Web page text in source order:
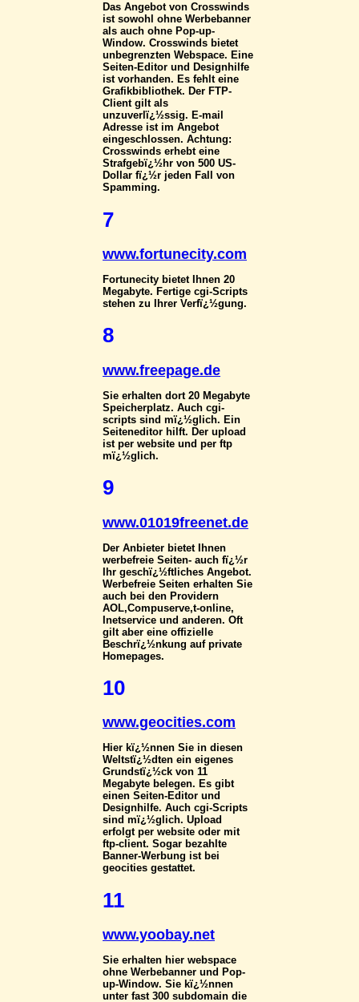
Das Angebot von Crosswinds
ist sowohl ohne Werbebanner
als auch ohne Pop-up-
Window. Crosswinds bietet
unbegrenzten Webspace. Eine
Seiten-Editor und Designhilfe
ist vorhanden. Es fehlt eine
Grafikbibliothek. Der FTP-
Client gilt als
unzuverlï¿½ssig. E-mail
Adresse ist im Angebot
eingeschlossen. Achtung:
Crosswinds erhebt eine
Strafgebï¿½hr von 500 US-
Dollar fï¿½r jeden Fall von
Spamming.
7
www.fortunecity.com
Fortunecity bietet Ihnen 20
Megabyte. Fertige cgi-Scripts
stehen zu Ihrer Verfï¿½gung.
8
www.freepage.de
Sie erhalten dort 20 Megabyte
Speicherplatz. Auch cgi-
scripts sind mï¿½glich. Ein
Seiteneditor hilft. Der upload
ist per website und per ftp
mï¿½glich.
9
www.01019freenet.de
Der Anbieter bietet Ihnen
werbefreie Seiten- auch fï¿½r
Ihr geschï¿½ftliches Angebot.
Werbefreie Seiten erhalten Sie
auch bei den Providern
AOL,Compuserve,t-online,
Inetservice und anderen. Oft
gilt aber eine offizielle
Beschrï¿½nkung auf private
Homepages.
10
www.geocities.com
Hier kï¿½nnen Sie in diesen
Weltstï¿½dten ein eigenes
Grundstï¿½ck von 11
Megabyte belegen. Es gibt
einen Seiten-Editor und
Designhilfe. Auch cgi-Scripts
sind mï¿½glich. Upload
erfolgt per website oder mit
ftp-client. Sogar bezahlte
Banner-Werbung ist bei
geocities gestattet.
11
www.yoobay.net
Sie erhalten hier webspace
ohne Werbebanner und Pop-
up-Window. Sie kï¿½nnen
unter fast 300 subdomain die